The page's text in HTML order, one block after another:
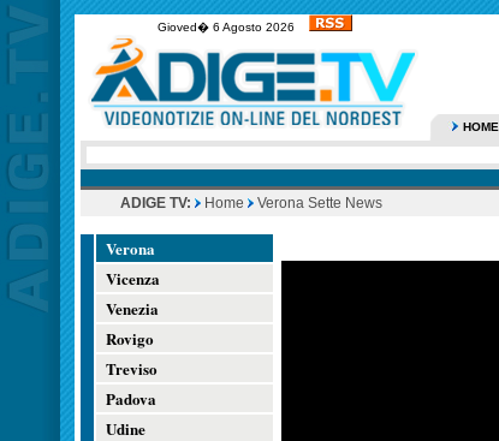
Gioved� 6 Agosto 2026
HOME
ADIGE TV: Home Verona Sette News
Verona
Vicenza
Venezia
Rovigo
Treviso
Padova
Udine